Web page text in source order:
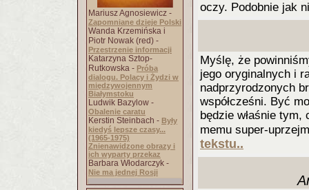
Mariusz Agnosiewicz -
Zapomniane dzieje Polski
Wanda Krzemińska i
Piotr Nowak (red) -
Przestrzenie informacji
Katarzyna Sztop-
Rutkowska - Próba
dialogu. Polacy i Żydzi w
międzywojennym
Białymstoku
Ludwik Bazylow -
Obalenie caratu
Kerstin Steinbach - Były
kiedyś lepsze czasy...
(1965-1975)
Znienawidzone obrazy i
ich wyparty przekaz
Barbara Włodarczyk -
Nie ma jednej Rosji
oczy. Podobnie jak
Myślę, że
jego oryginalnych i
nadprzyrodzonych
współcześni. Być
będzie właśnie tym,
memu super-
tekstu..